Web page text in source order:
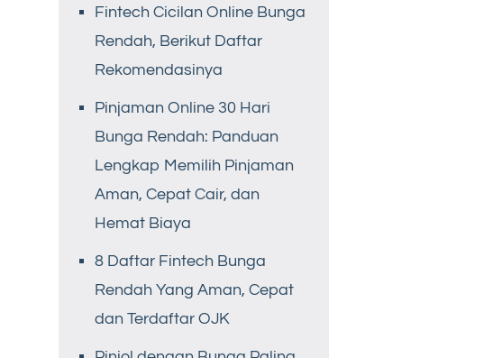
Fintech Cicilan Online Bunga
Rendah, Berikut Daftar
Rekomendasinya
Pinjaman Online 30 Hari
Bunga Rendah: Panduan
Lengkap Memilih Pinjaman
Aman, Cepat Cair, dan
Hemat Biaya
8 Daftar Fintech Bunga
Rendah Yang Aman, Cepat
dan Terdaftar OJK